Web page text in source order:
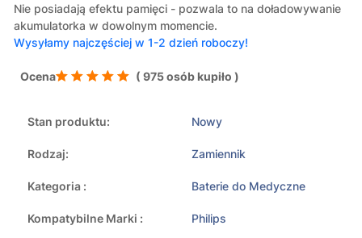
Nie posiadają efektu pamięci - pozwala to na doładowywanie
akumulatorka w dowolnym momencie.
Wysyłamy najczęściej w 1-2 dzień roboczy!
Ocena ( 975 osób kupiło )
Stan produktu: Nowy
Rodzaj: Zamiennik
Kategoria : Baterie do Medyczne
Kompatybilne Marki : Philips